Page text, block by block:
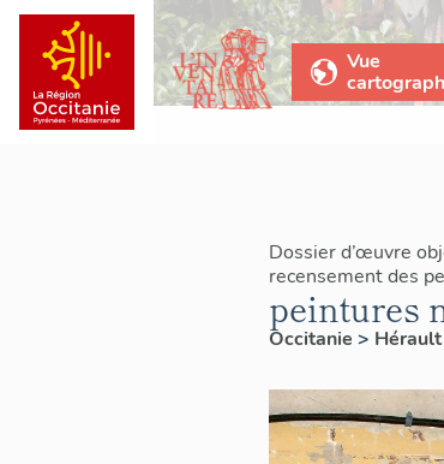
Vue
Dossier d’œuvre
recensement des
peintures
Occitanie > Hérault